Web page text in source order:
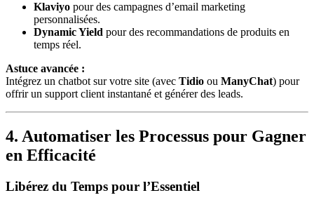
Klaviyo pour des campagnes d’email marketing
personnalisées.
Dynamic Yield pour des recommandations de produits en
temps réel.
Astuce avancée :
Intégrez un chatbot sur votre site (avec Tidio ou ManyChat) pour
offrir un support client instantané et générer des leads.
4. Automatiser les Processus pour Gagner
en Efficacité
Libérez du Temps pour l’Essentiel